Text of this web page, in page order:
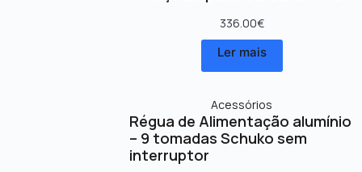
336.00€
Ler mais
Acessórios
Régua de Alimentação alumínio
– 9 tomadas Schuko sem
interruptor